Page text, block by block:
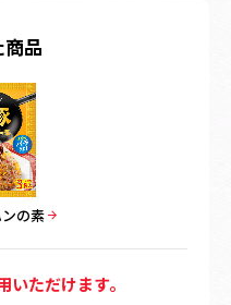
品
の素
いただけます。